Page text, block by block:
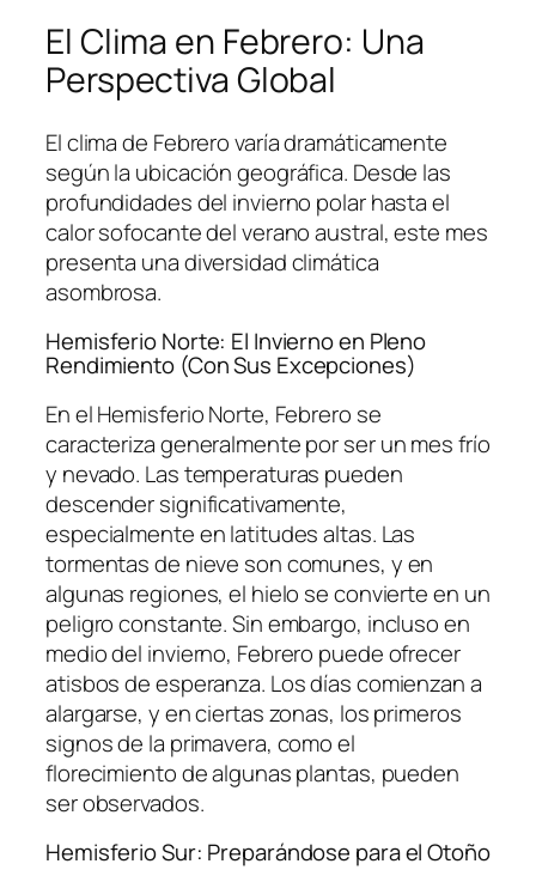
El Clima en Febrero: Una
Perspectiva Global
El clima de Febrero varía dramáticamente
según la ubicación geográfica. Desde las
profundidades del invierno polar hasta el
calor sofocante del verano austral, este mes
presenta una diversidad climática
asombrosa.
Hemisferio Norte: El Invierno en Pleno
Rendimiento (Con Sus Excepciones)
En el Hemisferio Norte, Febrero se
caracteriza generalmente por ser un mes frío
y nevado. Las temperaturas pueden
descender significativamente,
especialmente en latitudes altas. Las
tormentas de nieve son comunes, y en
algunas regiones, el hielo se convierte en un
peligro constante. Sin embargo, incluso en
medio del invierno, Febrero puede ofrecer
atisbos de esperanza. Los días comienzan a
alargarse, y en ciertas zonas, los primeros
signos de la primavera, como el
florecimiento de algunas plantas, pueden
ser observados.
Hemisferio Sur: Preparándose para el Otoño